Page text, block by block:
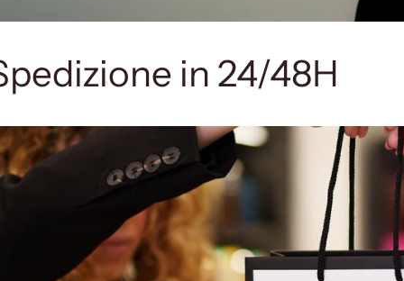
in 24/48H